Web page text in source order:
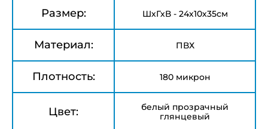
Размер: ШхГхВ - 24х10х35см
Материал: ПВХ
Плотность: 180 микрон
Цвет:
белый прозрачный
глянцевый